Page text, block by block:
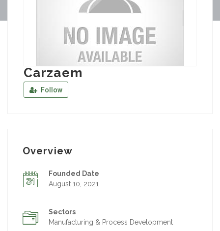
Carzaem
Follow
Overview
Founded Date
August 10, 2021
Sectors
Manufacturing & Process Development